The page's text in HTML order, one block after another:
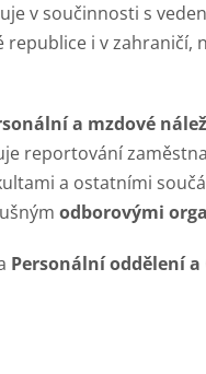
v součinnosti s
republice i v
a mzdové
reportování
a ostatními
odborovými
Personální oddělení